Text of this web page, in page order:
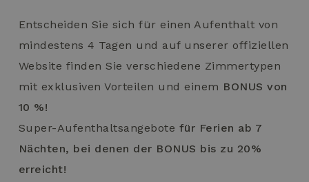
Entscheiden Sie sich für einen Aufenthalt von
mindestens 4 Tagen und auf unserer offiziellen
Website finden Sie verschiedene Zimmertypen
mit exklusiven Vorteilen und einem BONUS von
10 %!
Super-Aufenthaltsangebote für Ferien ab 7
Nächten, bei denen der BONUS bis zu 20%
erreicht!